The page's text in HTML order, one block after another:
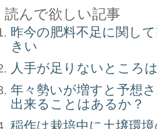
読んで欲しい記事
昨今の肥料不足に関し
きい
人手が足りないところ
年々勢いが増すと予想
出来ることはあるか？
稲作は栽培中に土壌環